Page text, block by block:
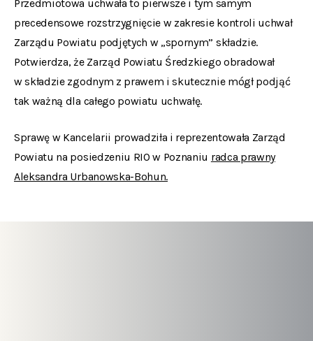
Przedmiotowa uchwała to pierwsze i tym samym
precedensowe rozstrzygnięcie w zakresie kontroli uchwał
Zarządu Powiatu podjętych w „spornym” składzie.
Potwierdza, że Zarząd Powiatu Średzkiego obradował
w składzie zgodnym z prawem i skutecznie mógł podjąć
tak ważną dla całego powiatu uchwałę.
Sprawę w Kancelarii prowadziła i reprezentowała Zarząd
Powiatu na posiedzeniu RIO w Poznaniu radca prawny
Aleksandra Urbanowska-Bohun.